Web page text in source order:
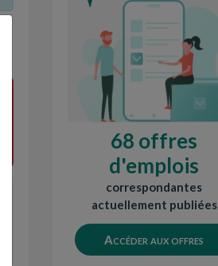
68 offres
d'emplois
correspondantes
actuellement publiées
Accéder aux offres